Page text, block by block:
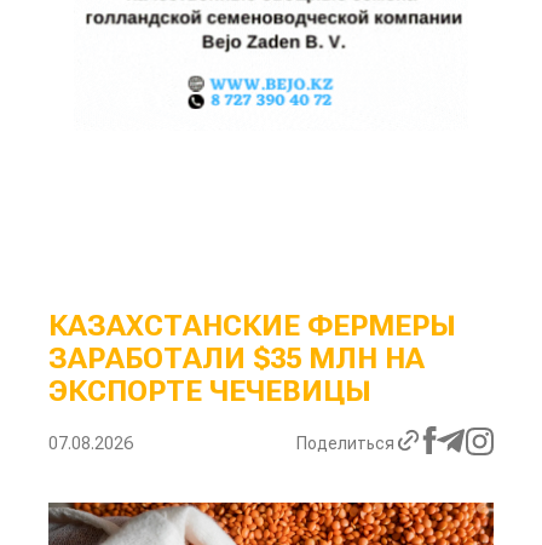
КАЗАХСТАНСКИЕ ФЕРМЕРЫ
ЗАРАБОТАЛИ $35 МЛН НА
ЭКСПОРТЕ ЧЕЧЕВИЦЫ
07.08.2026 Поделиться